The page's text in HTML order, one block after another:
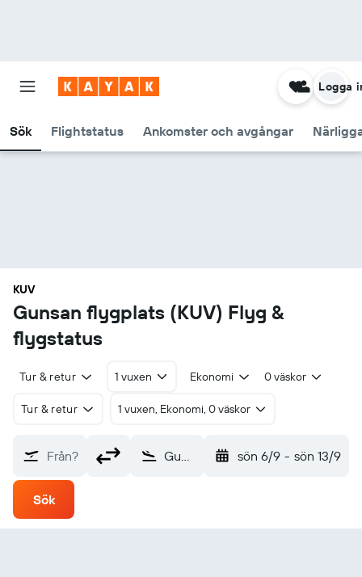
Sök Flightstatus Ankomster och avgångar
Logga
KUV
Gunsan flygplats (KUV) Flyg &
flygstatus
Tur & retur 1 vuxen Ekonomi 0 väskor
Tur & retur 1 vuxen, Ekonomi, 0 väskor
Från? Gunsan (KUV) sön 6/9 - sön 13/9
Sök